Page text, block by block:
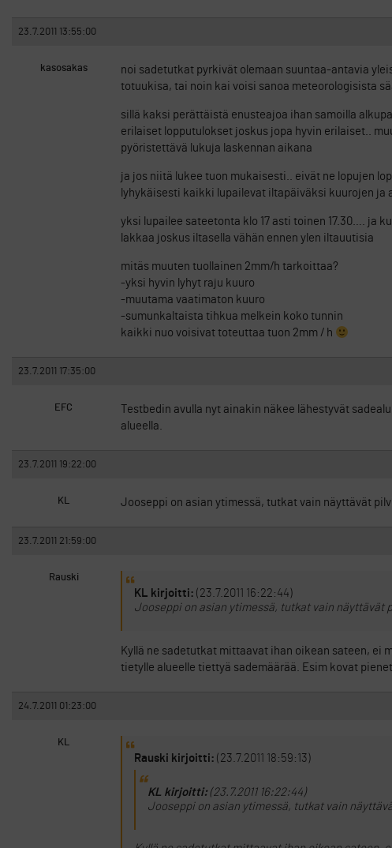
23.7.2011 13:55:00
kasosakas
noi sadetutkat pyrkivät olemaan suuntaa-antavia
totuukisa, tai noin kai voisi sanoa meteorologisista
sillä kaksi perättäistä enusteajoa ihan samoilla
erilaiset lopputulokset joskus jopa hyvin erilaiset..
pyöristettävä lukuja laskennan aikana
ja jos niitä lukee tuon mukaisesti.. eivät ne lopujen
lyhykäisesti kaikki lupailevat iltapäiväksi kuurojen ja
yksi lupailee sateetonta klo 17 asti toinen 17.30…. ja
lakkaa joskus iltasella vähän ennen ylen iltauutisia
mitäs muuten tuollainen 2mm/h tarkoittaa?
-yksi hyvin lyhyt raju kuuro
-muutama vaatimaton kuuro
-sumunkaltaista tihkua melkein koko tunnin
kaikki nuo voisivat toteuttaa tuon 2mm / h
23.7.2011 17:35:00
EFC
Testbedin avulla nyt ainakin näkee lähestyvät
alueella.
23.7.2011 19:22:00
KL Jooseppi on asian ytimessä, tutkat vain näyttävät
23.7.2011 21:59:00
Rauski
KL kirjoitti: (23.7.2011 16:22:44)
Jooseppi on asian ytimessä, tutkat vain näyttävät
Kyllä ne sadetutkat mittaavat ihan oikean sateen, ei
tietylle alueelle tiettyä sademäärää. Esim kovat
24.7.2011 01:23:00
KL
Rauski kirjoitti: (23.7.2011 18:59:13)
KL kirjoitti:(23.7.2011 16:22:44)
Jooseppi on asian ytimessä, tutkat vain